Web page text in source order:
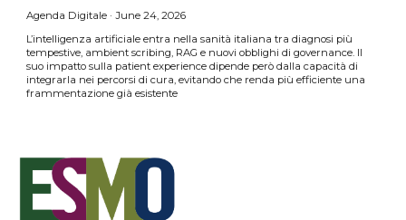
Agenda Digitale · June 24, 2026
L’intelligenza artificiale entra nella sanità italiana tra diagnosi più
tempestive, ambient scribing, RAG e nuovi obblighi di governance. Il
suo impatto sulla patient experience dipende però dalla capacità di
integrarla nei percorsi di cura, evitando che renda più efficiente una
frammentazione già esistente